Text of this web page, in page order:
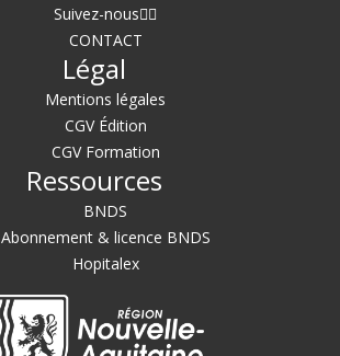
Suivez-nous
CONTACT
Légal
Mentions légales
CGV Édition
CGV Formation
Ressources
BNDS
Abonnement & licence BNDS
Hopitalex